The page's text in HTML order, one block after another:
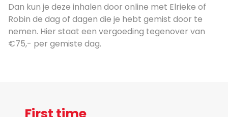
Dan kun je deze inhalen door online met Elrieke of
Robin de dag of dagen die je hebt gemist door te
nemen. Hier staat een vergoeding tegenover van
€75,- per gemiste dag.